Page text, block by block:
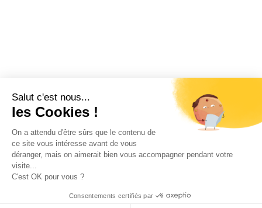
Salut c'est nous...
les Cookies !
On a attendu d'être sûrs que le contenu de
ce site vous intéresse avant de vous
déranger, mais on aimerait bien vous accompagner pendant votre
visite...
C'est OK pour vous ?
Consentements certifiés par